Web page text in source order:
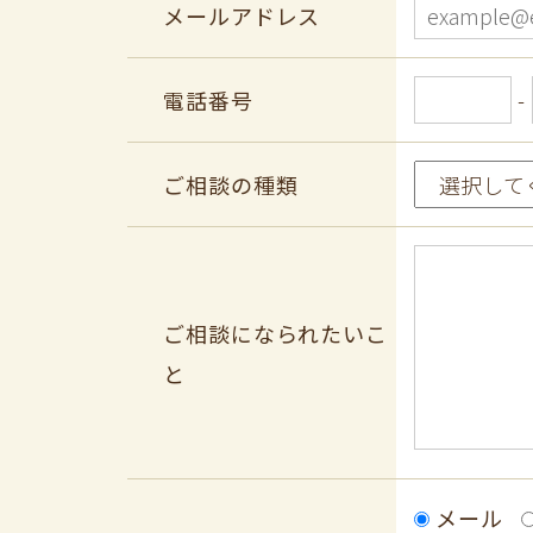
メールアドレス
電話番号 -
ご相談の種類
ご相談になられたいこ
と
メール